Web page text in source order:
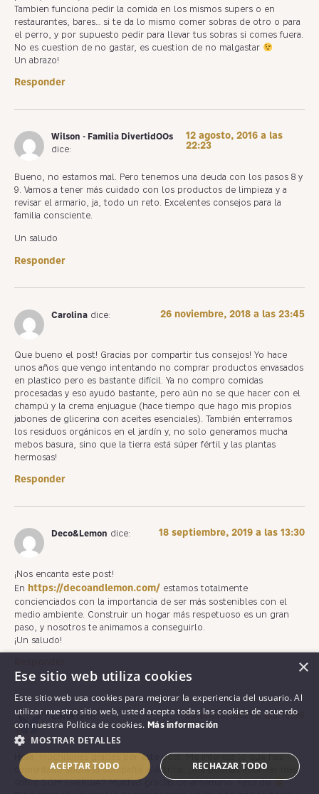
Tambien funciona pedir la comida en los mismos supers o en
restaurantes, bares… si te da lo mismo comer sobras de otro o para
el perro, y por supuesto pedir para llevar tus sobras si comes fuera.
No es cuestion de no gastar, es cuestion de no malgastar
Un abrazo!
Responder
Wilson - Familia DivertidOOs
dice:
12 agosto, 2016 a las
22:23
Bueno, no estamos mal. Pero tenemos una deuda con los pasos 8 y
9. Vamos a tener más cuidado con los productos de limpieza y a
revisar el armario, ja, todo un reto. Excelentes consejos para la
familia consciente.
Un saludo
Responder
Carolina dice: 26 noviembre, 2018 a las 23:45
Que bueno el post! Gracias por compartir tus consejos! Yo hace
unos años que vengo intentando no comprar productos envasados
en plastico pero es bastante difícil. Ya no compro comidas
procesadas y eso ayudó bastante, pero aún no se que hacer con el
champú y la crema enjuague (hace tiempo que hago mis propios
jabones de glicerina con aceites esenciales). También enterramos
los residuos orgánicos en el jardín y, no solo generamos mucha
mebos basura, sino que la tierra está súper fértil y las plantas
hermosas!
Responder
Deco&Lemon dice: 18 septiembre, 2019 a las 13:30
¡Nos encanta este post!
En
https://decoandlemon.com/ estamos totalmente
concienciados con la importancia de ser más sostenibles con el
medio ambiente. Construir un hogar más respetuoso es un gran
paso, y nosotros te animamos a conseguirlo.
¡Un saludo!
Carla dice: 29 enero, 2021 a las 10:26
Hola, muchísimas gracias por este post. Me interesa lo que has
comentado sobre la compañía eléctrica, ¿me podrías informar más
sobre SOM ENERGIA? Muchas gracias de antemano. Feliz día
×
Ese sitio web utiliza cookies
Este sitio web usa cookies para mejorar la experiencia del usuario. Al
utilizar nuestro sitio web, usted acepta todas las cookies de acuerdo
con nuestra Política de cookies. Más información
MOSTRAR DETALLES
ACEPTAR TODO RECHAZAR TODO